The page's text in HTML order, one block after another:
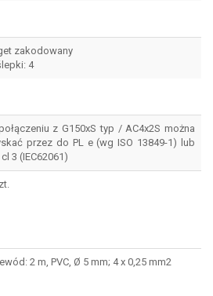
zakodowany
4
z G150xS typ / AC4x2S można
przez do PL e (wg ISO 13849-1) lub
3 (IEC62061)
2 m, PVC, Ø 5 mm; 4 x 0,25 mm2